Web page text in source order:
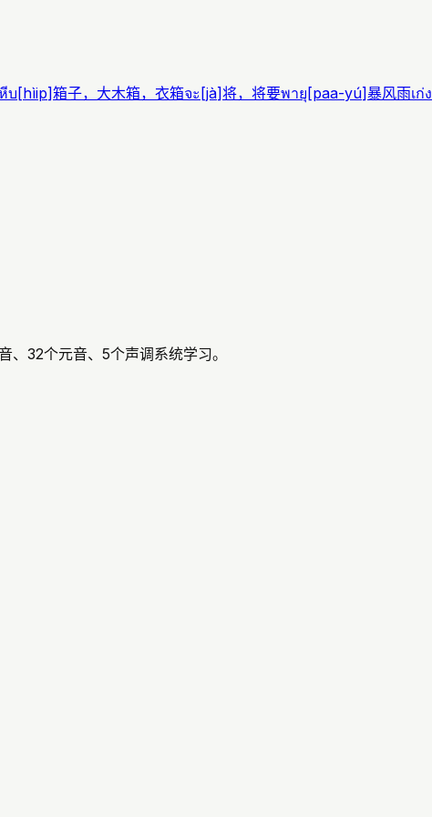
บ[hìip]箱子，大木箱，衣箱จะ[jà]将，将要พายุ[paa-yú]暴风雨เก่ง
32个元音、5个声调系统学习。